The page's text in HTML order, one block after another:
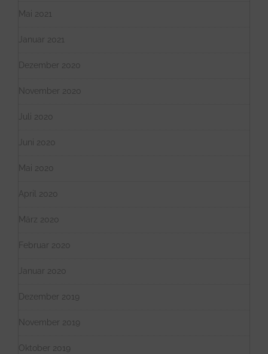
Mai 2021
Januar 2021
Dezember 2020
November 2020
Juli 2020
Juni 2020
Mai 2020
April 2020
März 2020
Februar 2020
Januar 2020
Dezember 2019
November 2019
Oktober 2019